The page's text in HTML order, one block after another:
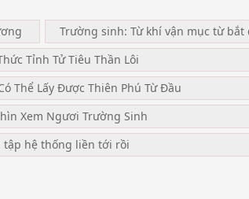
Trường sinh: Từ khí vận mục từ bắt
Tỉnh Tử Tiêu Thần Lôi
Thể Lấy Được Thiên Phú Từ Đầu
Xem Ngươi Trường Sinh
hệ thống liền tới rồi